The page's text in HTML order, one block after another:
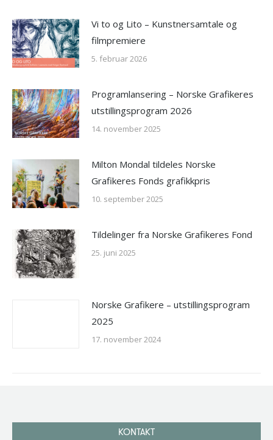
Vi to og Lito – Kunstnersamtale og
filmpremiere
5. februar 2026
Programlansering – Norske Grafikeres
utstillingsprogram 2026
14. november 2025
Milton Mondal tildeles Norske
Grafikeres Fonds grafikkpris
10. september 2025
Tildelinger fra Norske Grafikeres Fond
25. juni 2025
Norske Grafikere – utstillingsprogram
2025
17. november 2024
KONTAKT